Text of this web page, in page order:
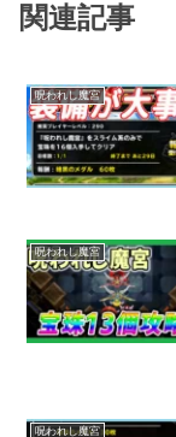
関連記事
呪われし魔宮
呪われし魔宮
呪われし魔宮